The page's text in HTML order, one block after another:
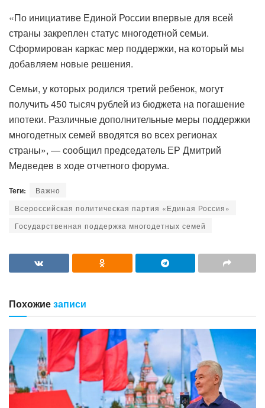
«По инициативе Единой России впервые для всей
страны закреплен статус многодетной семьи.
Сформирован каркас мер поддержки, на который мы
добавляем новые решения.
Семьи, у которых родился третий ребенок, могут
получить 450 тысяч рублей из бюджета на погашение
ипотеки. Различные дополнительные меры поддержки
многодетных семей вводятся во всех регионах
страны», — сообщил председатель ЕР Дмитрий
Медведев в ходе отчетного форума.
Теги:
Важно
Всероссийская политическая партия «Единая Россия»
Государственная поддержка многодетных семей
Похожиезаписи